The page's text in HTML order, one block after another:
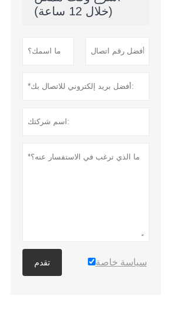
(خلال 12 ساعة)
تقدم سياسة خاصة